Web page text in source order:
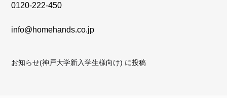
0120-222-450
info@homehands.co.jp
お知らせ(神戸大学新入学生様向け) に投稿